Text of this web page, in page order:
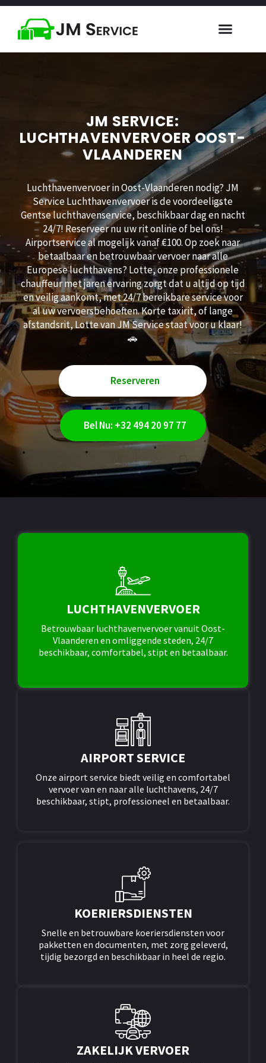
JM SERVICE:
LUCHTHAVENVERVOER OOST-
VLAANDEREN
Luchthavenvervoer in Oost-Vlaanderen nodig? JM
Service Luchthavenvervoer is de voordeeligste
Gentse luchthavenservice, beschikbaar dag en nacht
24/7! Reserveer nu uw rit online of bel ons!
Airportservice al mogelijk vanaf €100. Op zoek naar
betaalbaar en betrouwbaar vervoer naar alle
Europese luchthavens? Lotte, onze professionele
chauffeur met jaren ervaring zorgt dat u altijd op tijd
en veilig aankomt, met 24/7 bereikbare service voor
al uw vervoersbehoeften. Korte taxirit, of lange
afstandsrit, Lotte van JM Service staat voor u klaar!
🚗
Reserveren
Bel Nu: +32 494 20 97 77
LUCHTHAVENVERVOER
Betrouwbaar luchthavenvervoer vanuit Oost-
Vlaanderen en omliggende steden, 24/7
beschikbaar, comfortabel, stipt en betaalbaar.
AIRPORT SERVICE
Onze airport service biedt veilig en comfortabel
vervoer van en naar alle luchthavens, 24/7
beschikbaar, stipt, professioneel en betaalbaar.
KOERIERSDIENSTEN
Snelle en betrouwbare koeriersdiensten voor
pakketten en documenten, met zorg geleverd,
tijdig bezorgd en beschikbaar in heel de regio.
ZAKELIJK VERVOER